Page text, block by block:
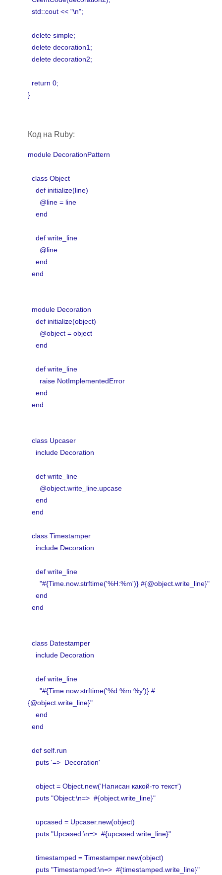
std::cout << "\n";
delete simple;
delete decoration1;
delete decoration2;
return 0;
}
Код на Ruby:
module DecorationPattern
class Object
def initialize(line)
@line = line
end
def write_line
@line
end
end
module Decoration
def initialize(object)
@object = object
end
def write_line
raise NotImplementedError
end
end
class Upcaser
include Decoration
def write_line
@object.write_line.upcase
end
end
class Timestamper
include Decoration
def write_line
"#{Time.now.strftime('%H:%m')} #{@object.write_line}"
end
end
class Datestamper
include Decoration
def write_line
"#{Time.now.strftime('%d.%m.%y')} #
{@object.write_line}"
end
end
def self.run
puts '=> Decoration'
object = Object.new('Написан какой-то текст')
puts "Object:\n=> #{object.write_line}"
upcased = Upcaser.new(object)
puts "Upcased:\n=> #{upcased.write_line}"
timestamped = Timestamper.new(object)
puts "Timestamped:\n=> #{timestamped.write_line}"